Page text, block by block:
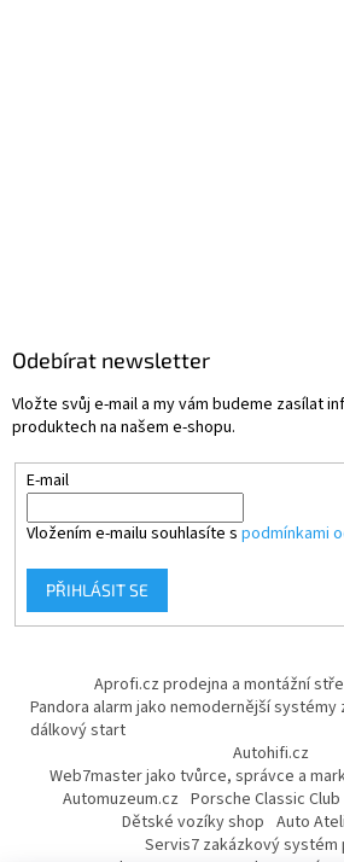
Odebírat newsletter
Vložte svůj e-mail a my vám budeme zasílat
produktech na našem e-shopu.
E-mail
Vložením e-mailu souhlasíte s podmínkami
PŘIHLÁSIT SE
Aprofi.cz prodejna a montážní
Pandora alarm jako nemodernější
dálkový start
Autohifi.cz
Web7master jako tvůrce, správce a
Automuzeum.cz Porsche Classic Club
Dětské vozíky shop Auto
Servis7 zakázkový systém